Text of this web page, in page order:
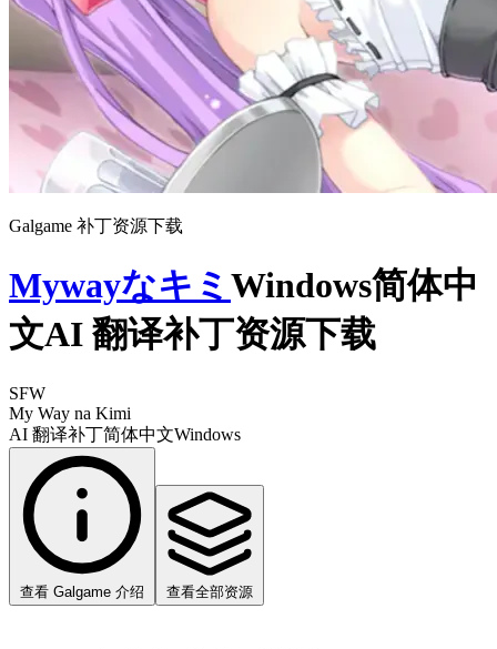
Galgame 补丁资源下载
Mywayなキミ Windows简体中
文AI 翻译补丁资源下载
SFW
My Way na Kimi
AI 翻译补丁简体中文Windows
查看 Galgame 介绍 查看全部资源